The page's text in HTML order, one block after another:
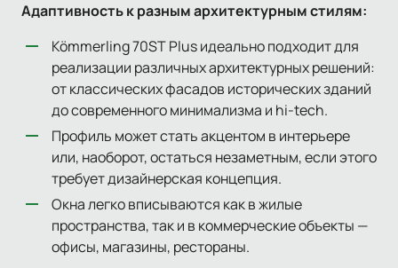
Адаптивность к разным архитектурным стилям:
Kömmerling 70ST Plus идеально подходит для
реализации различных архитектурных решений:
от классических фасадов исторических зданий
до современного минимализма и hi-tech.
Профиль может стать акцентом в интерьере
или, наоборот, остаться незаметным, если этого
требует дизайнерская концепция.
Окна легко вписываются как в жилые
пространства, так и в коммерческие объекты —
офисы, магазины, рестораны.